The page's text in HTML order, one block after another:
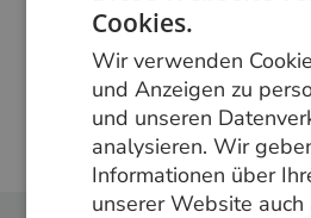
Meer weten?
Bel ons op +31 348 820000of
info@vandenberghardhout.nl
alleen aan bedrijven.
Cookies.
Wir verwenden
und Anzeigen zu
und unseren
analysieren. Wir
Informationen über
unserer Website auch